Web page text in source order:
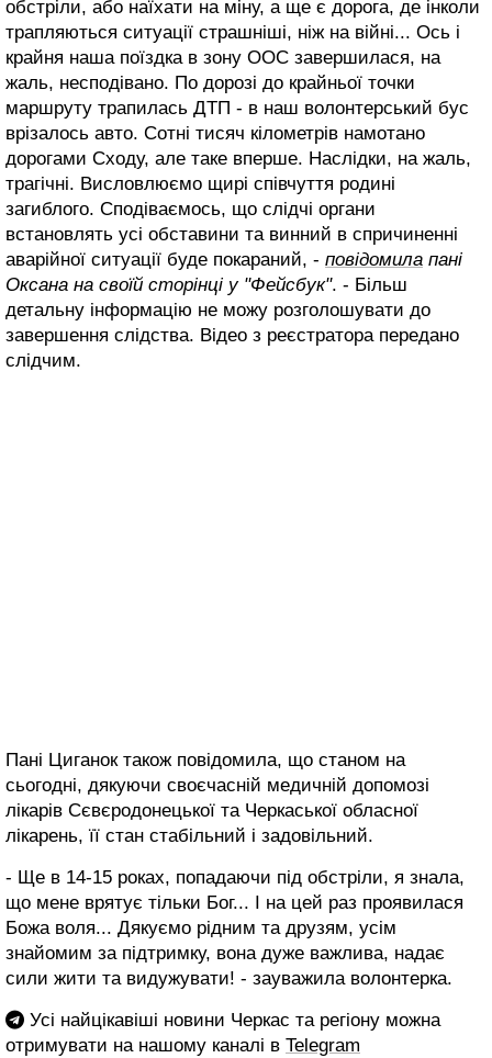
обстріли, або наїхати на міну, а ще є дорога, де інколи
трапляються ситуації страшніші, ніж на війні... Ось і
крайня наша поїздка в зону ООС завершилася, на
жаль, несподівано. По дорозі до крайньої точки
маршруту трапилась ДТП - в наш волонтерський бус
врізалось авто. Сотні тисяч кілометрів намотано
дорогами Сходу, але таке вперше. Наслідки, на жаль,
трагічні. Висловлюємо щирі співчуття родині
загиблого. Сподіваємось, що слідчі органи
встановлять усі обставини та винний в спричиненні
аварійної ситуації буде покараний, - повідомила пані
Оксана на своїй сторінці у "Фейсбук". - Більш
детальну інформацію не можу розголошувати до
завершення слідства. Відео з реєстратора передано
слідчим.
Пані Циганок також повідомила, що станом на
сьогодні, дякуючи своєчасній медичній допомозі
лікарів Сєвєродонецької та Черкаської обласної
лікарень, її стан стабільний і задовільний.
- Ще в 14-15 роках, попадаючи під обстріли, я знала,
що мене врятує тільки Бог... І на цей раз проявилася
Божа воля... Дякуємо рідним та друзям, усім
знайомим за підтримку, вона дуже важлива, надає
сили жити та видужувати! - зауважила волонтерка.
Усі найцікавіші новини Черкас та регіону можна
отримувати на нашому каналі в Telegram